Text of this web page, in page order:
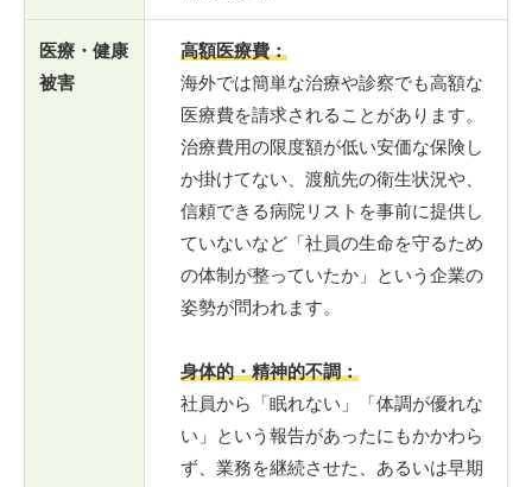
医療・健康
被害
高額医療費：
海外では簡単な治療や診察でも高額な
医療費を請求されることがあります。
治療費用の限度額が低い安価な保険し
か掛けてない、渡航先の衛生状況や、
信頼できる病院リストを事前に提供し
ていないなど「社員の生命を守るため
の体制が整っていたか」という企業の
姿勢が問われます。
身体的・精神的不調：
社員から「眠れない」「体調が優れな
い」という報告があったにもかかわら
ず、業務を継続させた、あるいは早期